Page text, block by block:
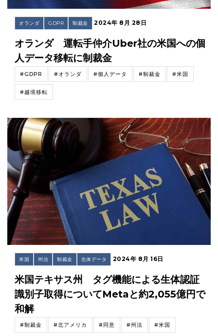
オランダ GDPR 制裁金 2024年 8月 28日
オランダ 運転手仲介Uber社の米国への個
人データ移転に制裁金
#GDPR #オランダ #個人データ #制裁金 #米国
#越境移転
米国 州法 制裁金 生体データ 2024年 8月 16日
米国テキサス州 タグ機能による生体認証
識別子取得についてMetaと約2,055億円で
和解
#制裁金 #北アメリカ #同意 #州法 #米国